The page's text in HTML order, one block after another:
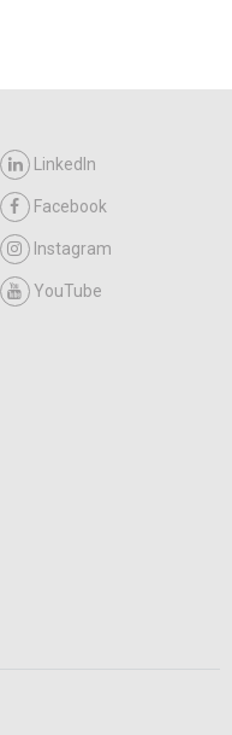
LinkedIn
Facebook
Instagram
YouTube